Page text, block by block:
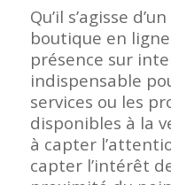
Qu’il s’agisse
boutique en
présence sur
indispensable
services ou les
disponibles à la
à capter
capter l’intérêt